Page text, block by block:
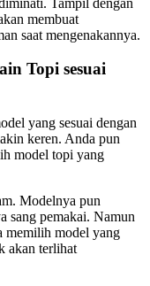
membuat
saat mengenakannya.
Topi sesuai
yang sesuai dengan
keren. Anda pun
model topi yang
Modelnya pun
sang pemakai. Namun
memilih model yang
akan terlihat